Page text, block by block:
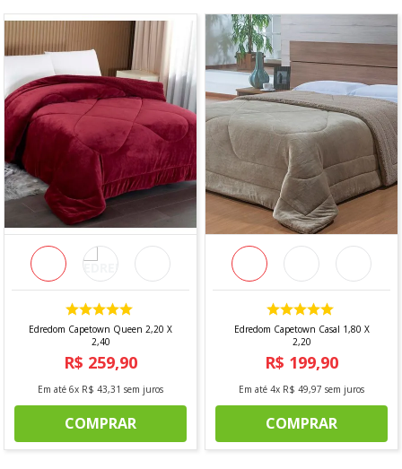
2,40 m x 2,60 m
COMPOSIÇÃO
100% Poliéster
*Imagem meramente ilustrativa
Edredom Capetown Queen 2,20 X
2,40
R$ 259,90
Em até 6x R$ 43,31 sem juros
COMPRAR
Edredom Capetown Casal 1,80 X
2,20
R$ 199,90
Em até 4x R$ 49,97 sem juros
COMPRAR